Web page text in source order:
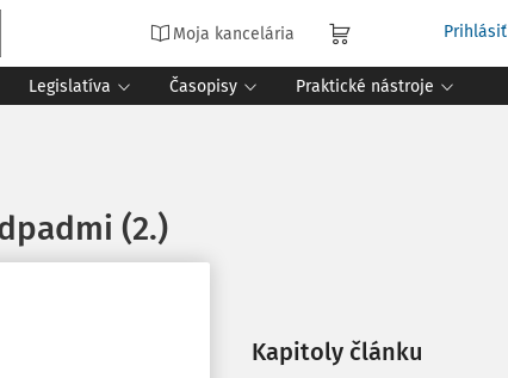
Moja kancelária Prihlásiť
Legislatíva Časopisy Praktické nástroje
(2.)
Kapitoly článku